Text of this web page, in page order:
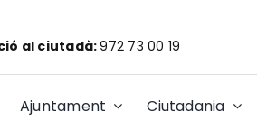
al ciutadà:972 73 00 19
Ajuntament Ciutadania